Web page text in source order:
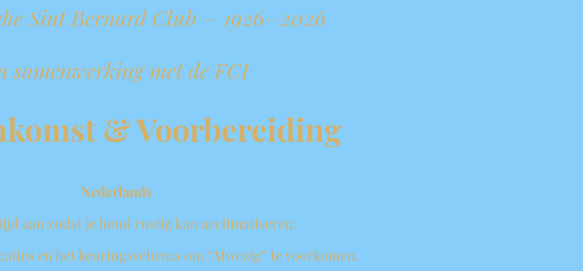
Sint Bernard Club – 1926–2026
samenwerking met de FCI
& Voorbereiding
Nederlands
aan zodat je hond rustig kan acclimatiseren.
en het keuringsschema om “Afwezig” te voorkomen.